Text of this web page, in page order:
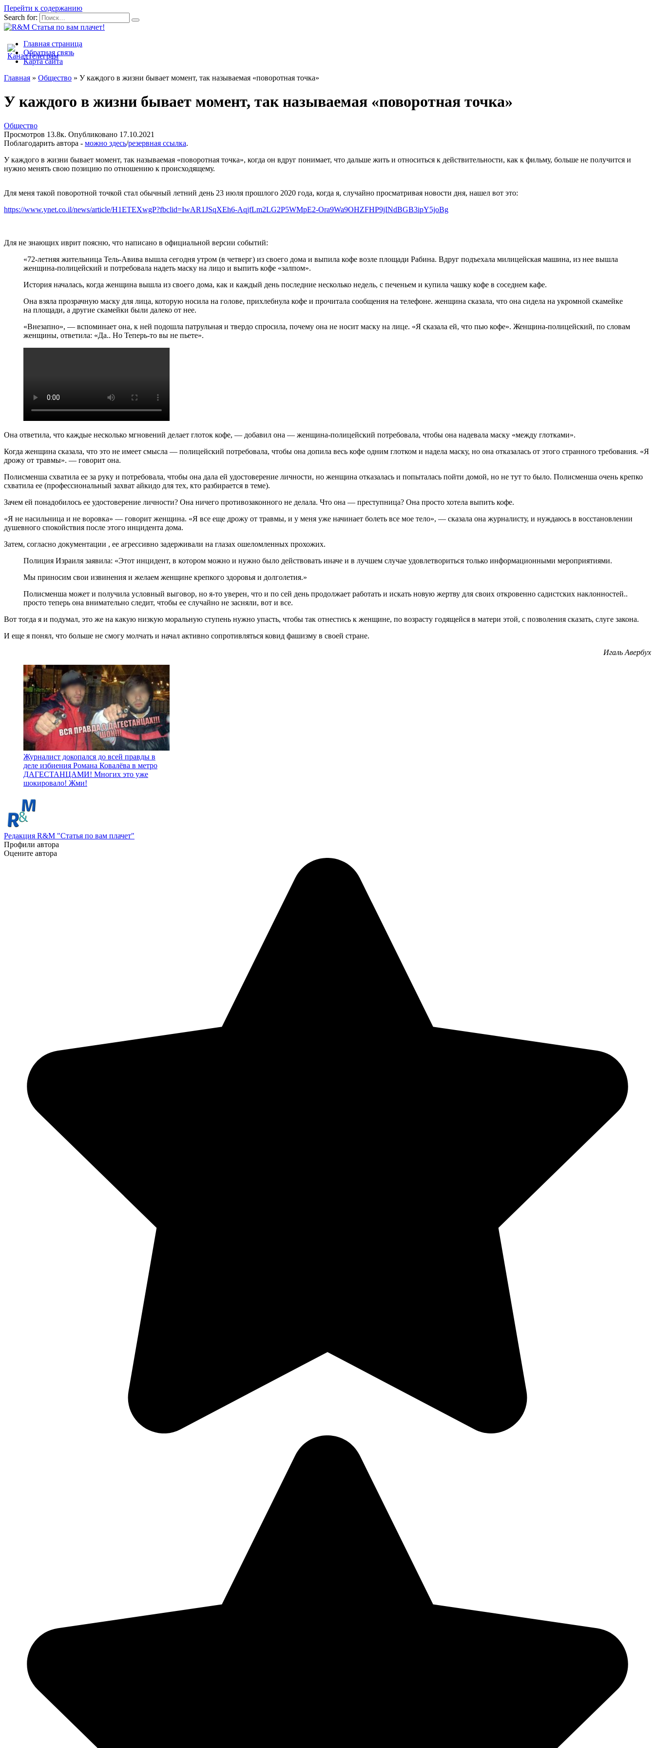
Перейти к содержанию
Search for:
Главная страница
Обратная связь
Карта сайта
Главная » Общество » У каждого в жизни бывает момент, так называемая «поворотная точка»
У каждого в жизни бывает момент, так называемая «поворотная точка»
Общество
Просмотров 13.8к. Опубликовано 17.10.2021
Поблагодарить автора - можно здесь/резервная ссылка.
У каждого в жизни бывает момент, так называемая «поворотная точка», когда он вдруг понимает, что дальше жить и относиться к действительности, как к фильму, больше не получится и
нужно менять свою позицию по отношению к происходящему.
Для меня такой поворотной точкой стал обычный летний день 23 июля прошлого 2020 года, когда я, случайно просматривая новости дня, нашел вот это:
https://www.ynet.co.il/news/article/H1ETEXwgP?fbclid=IwAR1JSqXEh6-AqjfLm2LG2P5WMpE2-Ora9Wa9OHZFHP9jINdBGB3ipY5joBg
Для не знающих иврит поясню, что написано в официальной версии событий:
«72-летняя жительница Тель-Авива вышла сегодня утром (в четверг) из своего дома и выпила кофе возле площади Рабина. Вдруг подъехала милицейская машина, из нее вышла
женщина-полицейский и потребовала надеть маску на лицо и выпить кофе «залпом».
История началась, когда женщина вышла из своего дома, как и каждый день последние несколько недель, с печеньем и купила чашку кофе в соседнем кафе.
Она взяла прозрачную маску для лица, которую носила на голове, прихлебнула кофе и прочитала сообщения на телефоне. женщина сказала, что она сидела на укромной скамейке
на площади, а другие скамейки были далеко от нее.
«Внезапно», — вспоминает она, к ней подошла патрульная и твердо спросила, почему она не носит маску на лице. «Я сказала ей, что пью кофе». Женщина-полицейский, по словам
женщины, ответила: «Да.. Но Теперь-то вы не пьете».
Она ответила, что каждые несколько мгновений делает глоток кофе, — добавил она — женщина-полицейский потребовала, чтобы она надевала маску «между глотками».
Когда женщина сказала, что это не имеет смысла — полицейский потребовала, чтобы она допила весь кофе одним глотком и надела маску, но она отказалась от этого странного требования. «Я
дрожу от травмы». — говорит она.
Полисменша схватила ее за руку и потребовала, чтобы она дала ей удостоверение личности, но женщина отказалась и попыталась пойти домой, но не тут то было. Полисменша очень крепко
схватила ее (профессиональный захват айкидо для тех, кто разбирается в теме).
Зачем ей понадобилось ее удостоверение личности? Она ничего противозаконного не делала. Что она — преступница? Она просто хотела выпить кофе.
«Я не насильница и не воровка» — говорит женщина. «Я все еще дрожу от травмы, и у меня уже начинает болеть все мое тело», — сказала она журналисту, и нуждаюсь в восстановлении
душевного спокойствия после этого инцидента дома.
Затем, согласно документации , ее агрессивно задерживали на глазах ошеломленных прохожих.
Полиция Израиля заявила: «Этот инцидент, в котором можно и нужно было действовать иначе и в лучшем случае удовлетвориться только информационными мероприятиями.
Мы приносим свои извинения и желаем женщине крепкого здоровья и долголетия.»
Полисменша может и получила условный выговор, но я-то уверен, что и по сей день продолжает работать и искать новую жертву для своих откровенно садистских наклонностей..
просто теперь она внимательно следит, чтобы ее случайно не засняли, вот и все.
Вот тогда я и подумал, это же на какую низкую моральную ступень нужно упасть, чтобы так отнестись к женщине, по возрасту годящейся в матери этой, с позволения сказать, слуге закона.
И еще я понял, что больше не смогу молчать и начал активно сопротивляться ковид фашизму в своей стране.
Игаль Авербух
Журналист докопался до всей правды в
деле избиения Романа Ковалёва в метро
ДАГЕСТАНЦАМИ! Многих это уже
шокировало! Жми!
Редакция R&M "Статья по вам плачет"
Профили автора
Оцените автора